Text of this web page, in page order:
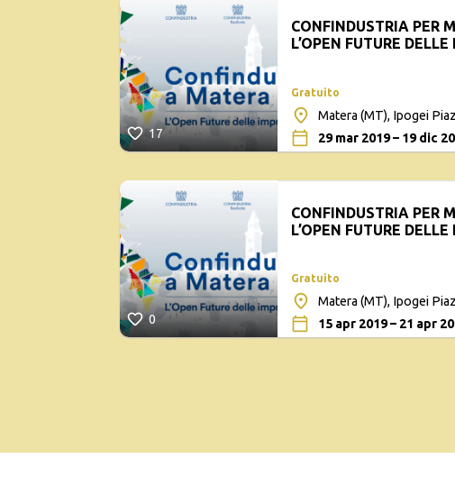
17
CONFINDUSTRIA PER
L’OPEN FUTURE DELLE
Gratuito
Matera (MT), Ipogei
29 mar 2019 – 19 dic
0
CONFINDUSTRIA PER
L’OPEN FUTURE DELLE
Gratuito
Matera (MT), Ipogei
15 apr 2019 – 21 apr